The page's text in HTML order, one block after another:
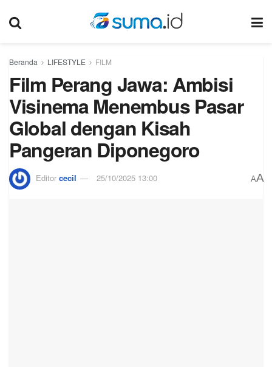
Beranda LIFESTYLE FILM
Film Perang Jawa: Ambisi
Visinema Menembus Pasar
Global dengan Kisah
Pangeran Diponegoro
Editor cecil 25/10/2025 13:00 AA